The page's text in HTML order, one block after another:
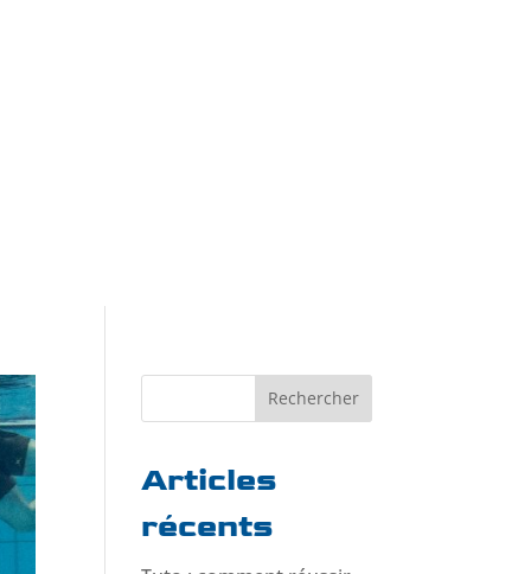
Rechercher
Articles
récents